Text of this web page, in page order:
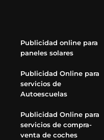
Publicidad online para
paneles solares
Publicidad Online para
servicios de
Autoescuelas
Publicidad Online para
servicios de compra-
venta de coches